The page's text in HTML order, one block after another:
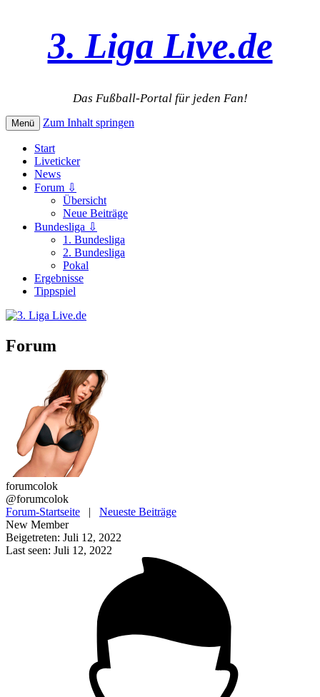
3. Liga Live.de
Das Fußball-Portal für jeden Fan!
Menü Zum Inhalt springen
Start
Liveticker
News
Forum ⇩
Übersicht
Neue Beiträge
Bundesliga ⇩
1. Bundesliga
2. Bundesliga
Pokal
Ergebnisse
Tippspiel
Forum
forumcolok
@forumcolok
Forum-Startseite | Neueste Beiträge
New Member
Beigetreten: Juli 12, 2022
Last seen: Juli 12, 2022